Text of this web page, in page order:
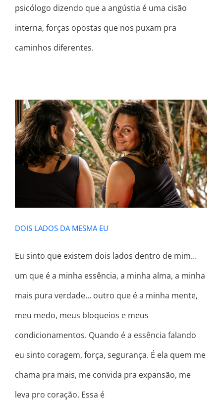
psicólogo dizendo que a angústia é uma cisão
interna, forças opostas que nos puxam pra
caminhos diferentes.
DOIS LADOS DA MESMA EU
DOIS LADOS DA MESMA EU
Eu sinto que existem dois lados dentro de mim…
um que é a minha essência, a minha alma, a minha
mais pura verdade… outro que é a minha mente,
meu medo, meus bloqueios e meus
condicionamentos. Quando é a essência falando
eu sinto coragem, força, segurança. É ela quem me
chama pra mais, me convida pra expansão, me
leva pro coração. Essa é